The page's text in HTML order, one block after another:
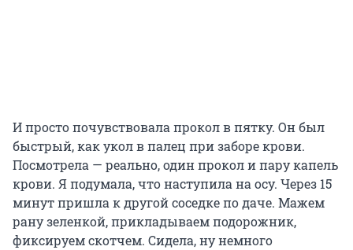
И просто почувствовала прокол в пятку. Он был
быстрый, как укол в палец при заборе крови.
Посмотрела — реально, один прокол и пару капель
крови. Я подумала, что наступила на осу. Через 15
минут пришла к другой соседке по даче. Мажем
рану зеленкой, прикладываем подорожник,
фиксируем скотчем. Сидела, ну немного